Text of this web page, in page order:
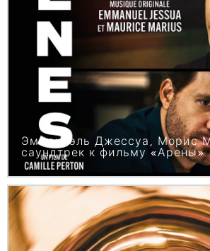
Эммануэль Джессуа, Морис
саундтрек к фильму «Арены»